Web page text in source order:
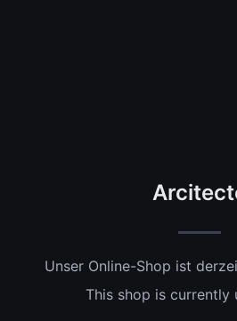
Unser Online-Shop ist
This shop is currently